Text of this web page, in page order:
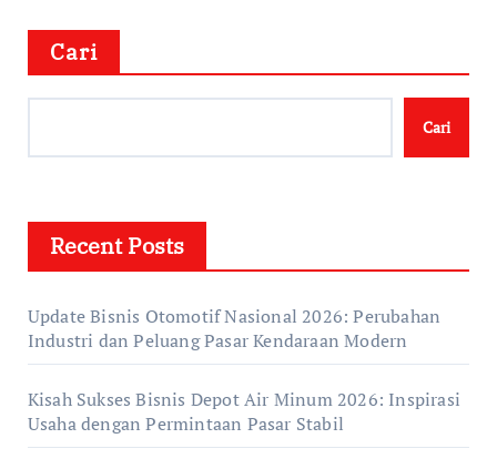
Cari
Cari
Recent Posts
Update Bisnis Otomotif Nasional 2026: Perubahan
Industri dan Peluang Pasar Kendaraan Modern
Kisah Sukses Bisnis Depot Air Minum 2026: Inspirasi
Usaha dengan Permintaan Pasar Stabil